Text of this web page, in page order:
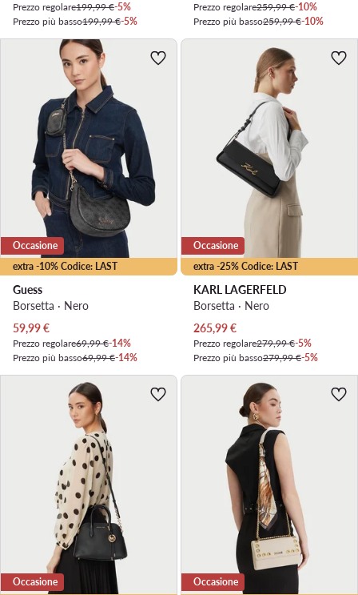
Prezzo regolare199,99 €-5%
Prezzo più basso199,99 €-5%
Prezzo regolare259,99 €-10%
Prezzo più basso259,99 €-10%
extra -10% Codice: LAST
Occasione
Guess
Borsetta · Nero
Prezzo attuale
59,99€
Prezzo regolare69,99 €-14%
Prezzo più basso69,99 €-14%
extra -25% Codice: LAST
Occasione
KARL LAGERFELD
Borsetta · Nero
Prezzo attuale
265,99€
Prezzo regolare279,99 €-5%
Prezzo più basso279,99 €-5%
Occasione Occasione